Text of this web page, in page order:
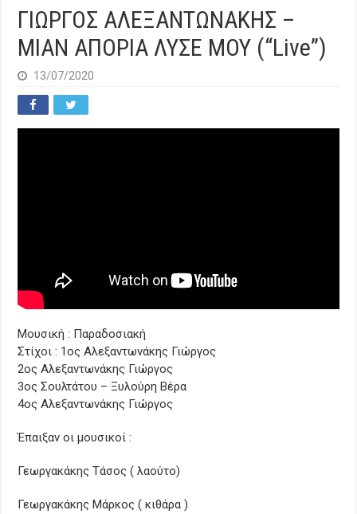
ΓΙΩΡΓΟΣ ΑΛΕΞΑΝΤΩΝΑΚΗΣ –
ΜΙΑΝ ΑΠΟΡΙΑ ΛΥΣΕ ΜΟΥ (“Live”)
13/07/2020
Μουσική : Παραδοσιακή
Στίχοι : 1ος Αλεξαντωνάκης Γιώργος
2ος Αλεξαντωνάκης Γιώργος
3ος Σουλτάτου – Ξυλούρη Βέρα
4ος Αλεξαντωνάκης Γιώργος
Έπαιξαν οι μουσικοί :
Γεωργακάκης Τάσος ( λαούτο)
Γεωργακάκης Μάρκος ( κιθάρα )